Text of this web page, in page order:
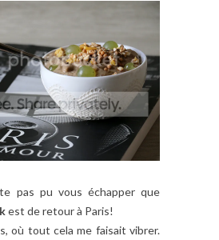
pas pu vous échapper que
est de retour à Paris!
où tout cela me faisait vibrer.